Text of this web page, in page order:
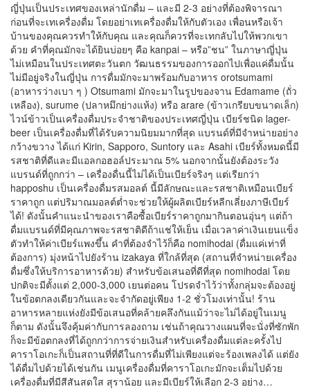
ญี่ปุ่นเป็นประเทศของเหล่านักดื่ม – และมี 2-3 อย่างที่ต้องพิจารณา
ก่อนที่จะเทเครื่องดื่ม โดยอย่าเทเครื่องดื่มให้กับตัวเอง เพื่อนหรือเจ้า
บ้านของคุณควรทำให้กับคุณ และคุณก็ควรที่จะเทกลับไปให้พวกเขา
ด้วย คำที่คุณมักจะได้ยินบ่อยๆ คือ kanpai – หรือ”ชน” ในภาษาญี่ปุ่น
ไม่เหมือนในประเทศตะวันตก วัฒนธรรมของการออกไปเพื่อแค่ดื่มนั้น
ไม่มีอยู่จริงในญี่ปุ่น การดื่มมักจะมาพร้อมกับอาหาร orotsumami
(อาหารว่างเบา ๆ ) Otsumami มักจะมาในรูปของจาน Edamame (ถั่ว
เหลือง), surume (ปลาหมึกย่างแห้ง) หรือ arare (ข้าวเกรียบขนาดเล็ก)
ไวน์ข้าวเป็นเครื่องดื่มประจำชาติของประเทศญี่ปุ่น เบียร์ชนิด lager-
beer เป็นเครื่องดื่มที่ได้รับความนิยมมากที่สุด แบรนด์ที่มีจำหน่ายอย่าง
กว้างขวาง ได้แก่ Kirin, Sapporo, Suntory และ Asahi เบียร์ทั้งหมดนี้มี
รสชาติที่ดีและมีแอลกอฮอล์ประมาณ 5% นอกจากนั้นยังต้องระวัง
แบรนด์ที่ถูกกว่า – เครื่องดื่นนี้ไม่ได้เป็นเบียร์จริงๆ แต่เรียกว่า
happoshu เป็นเครื่องดื่มรสมอลต์ นี้มีลักษณะและรสชาติเหมือนเบียร์
ราคาถูก แต่ปริมาณมอลต์ต่ำจะช่วยให้ผู้ผลิตเบียร์หลีกเลี่ยงภาษีเบียร์
ได้! ดังนั้นคำแนะนำของเราคือซื้อเบียร์ราคาถูกมากินตอนอุ่นๆ แต่ถ้า
ดื่มแบรนด์ที่มีคุณภาพจะรสชาติดีถ้าแช่ให้เย็น เมื่อเวลาค่าเงินเยนแข็ง
ตัวทำให้ค่าเบียร์แพงขึ้น คำที่ต้องจำไว้ก็คือ nomihodai (ดื่มแค่เท่าที่
ต้องการ) มุ่งหน้าไปยังร้าน izakaya ที่ใกล้ที่สุด (สถานที่จำหน่ายเครื่อง
ดื่มซึ่งให้บริการอาหารด้วย) สำหรับข้อเสนอที่ดีที่สุด nomihodai โดย
ปกติจะมีตั้งแต่ 2,000-3,000 เยนต่อคน โปรดจำไว้ว่าทั้งกลุ่มจะต้องอยู่
ในข้อตกลงเดียวกันและจะจำกัดอยู่เพียง 1-2 ชั่วโมงเท่านั้น! ร้าน
อาหารหลายแห่งยังมีข้อเสนอที่คล้ายคลึงกันแม้ว่าจะไม่ได้อยู่ในเมนู
ก็ตาม ดังนั้นจึงคุ้มค่ากับการลองถาม เช่นถ้าคุณวางแผนที่จะนั่งที่ซักพัก
ก็จะมีข้อตกลงที่ได้ถูกกว่าการจ่ายเงินสำหรับเครื่องดื่มแต่ละครั้งไป
คาราโอเกะก็เป็นสถานที่ที่ดีในการดื่มที่ไม่เพียงแต่จะร้องเพลงได้ แต่ยัง
ได้ดื่มไปด้วยได้เช่นกัน เมนูเครื่องดื่มที่คาราโอเกะมักจะเต็มไปด้วย
เครื่องดื่มที่มีสีสันสดใส สุราน้อย และมีเบียร์ให้เลือก 2-3 อย่าง…